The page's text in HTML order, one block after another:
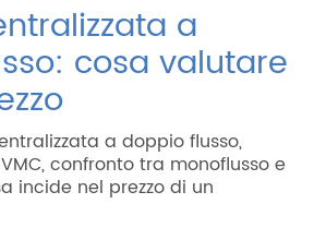
a
cosa valutare
a doppio flusso,
confronto tra monoflusso e
incide nel prezzo di un